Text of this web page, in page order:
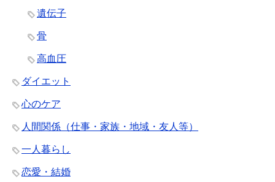
遺伝子
骨
高血圧
ダイエット
心のケア
人間関係（仕事・家族・地域・友人等）
一人暮らし
恋愛・結婚